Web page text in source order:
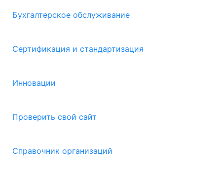
Бухгалтерское обслуживание
Сертификация и стандартизация
Инновации
Проверить свой сайт
Справочник организаций